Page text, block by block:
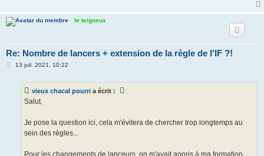
le teigneux
Re: Nombre de lancers + extension de la règle de l'IF ?!
M13 juil. 2021, 10:22
vieux chacal pourri a écrit :
Salut,
Je pose la question ici, cela m'évitera de chercher trop longtemps au
sein des règles...
Pour les changements de lanceurs, on m'avait appris à ma formation